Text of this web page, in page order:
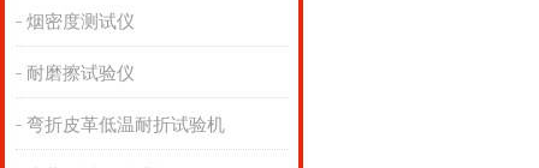
烟密度测试仪
耐磨擦试验仪
弯折皮革低温耐折试验机